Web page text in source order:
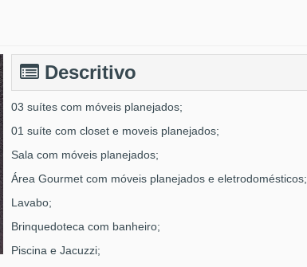
Descritivo
03 suítes com móveis planejados;
01 suíte com closet e moveis planejados;
Sala com móveis planejados;
Área Gourmet com móveis planejados e eletrodomésticos;
Lavabo;
Brinquedoteca com banheiro;
Piscina e Jacuzzi;